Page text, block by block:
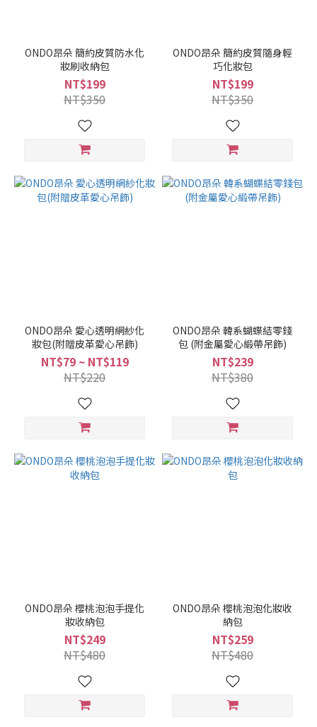
ONDO昂朵 簡約皮質防水化
妝刷收納包
NT$199
NT$350
ONDO昂朵 簡約皮質隨身輕
巧化妝包
NT$199
NT$350
ONDO昂朵 愛心透明網紗化
妝包(附贈皮革愛心吊飾)
NT$79 ~ NT$119
NT$220
ONDO昂朵 韓系蝴蝶結零錢
包 (附金屬愛心緞帶吊飾)
NT$239
NT$380
ONDO昂朵 櫻桃泡泡手提化
妝收納包
NT$249
NT$480
ONDO昂朵 櫻桃泡泡化妝收
納包
NT$259
NT$480